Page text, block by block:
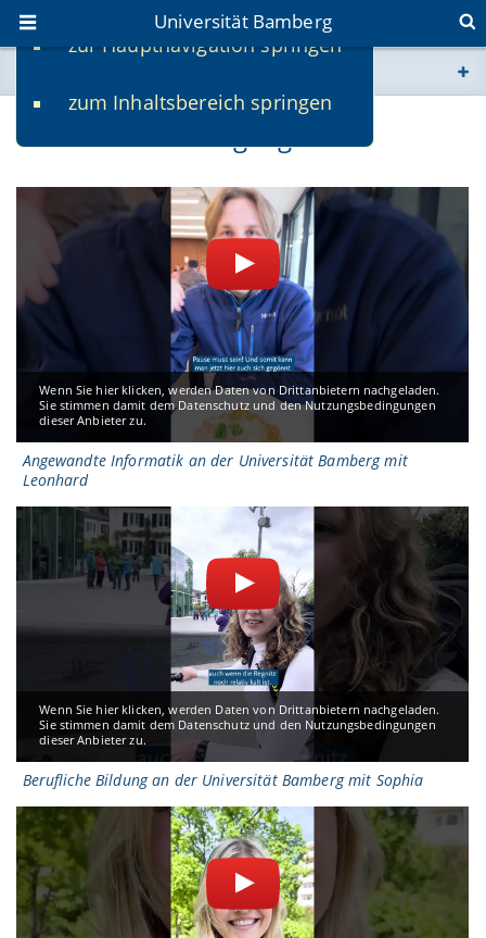
zur Hauptnavigation springen
zum Inhaltsbereich springen
Universität Bamberg
www.uni-bamberg.de
fis.uni-bamberg.de
Videos zu Studiengängen
Wenn Sie hier klicken, werden Daten von Drittanbietern nachgeladen.
Sie stimmen damit dem Datenschutz und den Nutzungsbedingungen
dieser Anbieter zu.
Angewandte Informatik an der Universität Bamberg mit
Leonhard
Wenn Sie hier klicken, werden Daten von Drittanbietern nachgeladen.
Sie stimmen damit dem Datenschutz und den Nutzungsbedingungen
dieser Anbieter zu.
Berufliche Bildung an der Universität Bamberg mit Sophia